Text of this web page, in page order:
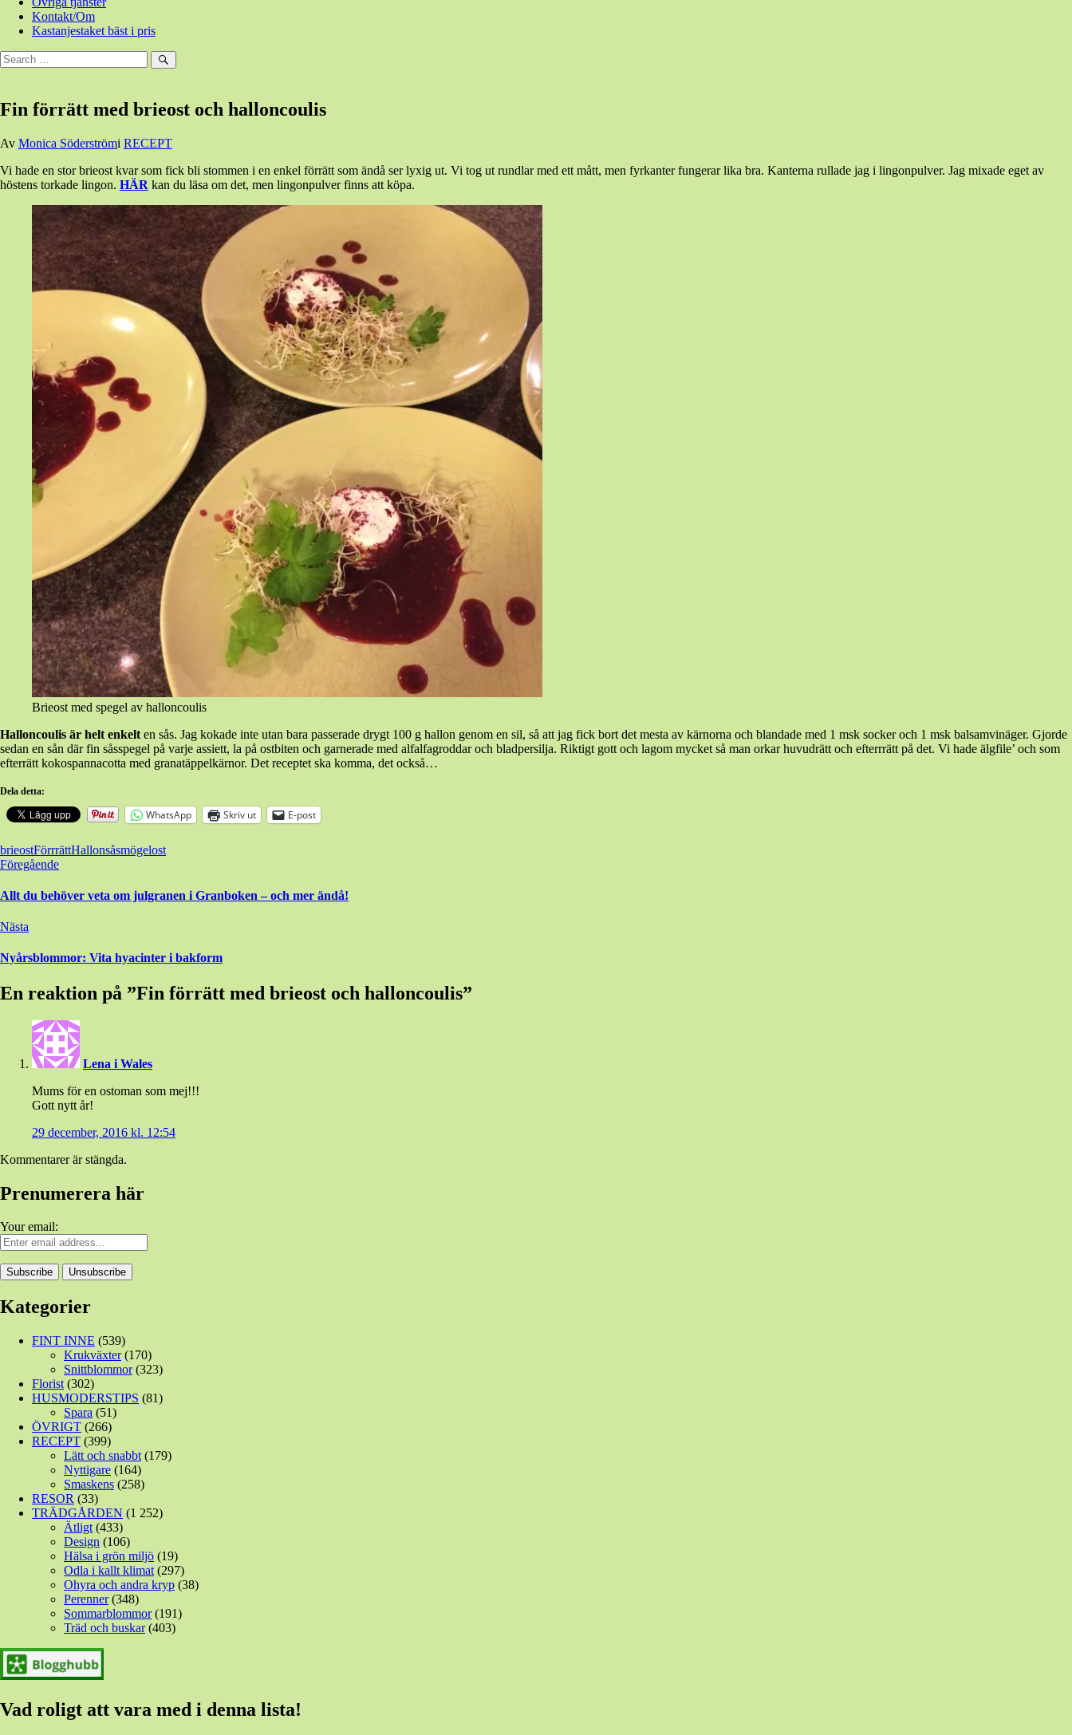
Kontakt/Om
Kastanjestaket bäst i pris
Sök
efter:
Sök
Fin förrätt med brieost och halloncoulis
Den
december,
201628
Av Monica Söderströmi RECEPT
Vi hade en stor brieost kvar som fick bli stommen i en enkel förrätt som ändå ser lyxig ut. Vi tog ut rundlar med ett mått, men fyrkanter fungerar lika bra. Kanterna rullade jag i lingonpulver. Jag mixade eget av
höstens torkade lingon. HÄR kan du läsa om det, men lingonpulver finns att köpa.
Brieost med spegel av halloncoulis
Halloncoulis är helt enkelt en sås. Jag kokade inte utan bara passerade drygt 100 g hallon genom en sil, så att jag fick bort det mesta av kärnorna och blandade med 1 msk socker och 1 msk balsamvinäger. Gjorde
sedan en sån där fin såsspegel på varje assiett, la på ostbiten och garnerade med alfalfagroddar och bladpersilja. Riktigt gott och lagom mycket så man orkar huvudrätt och efterrrätt på det. Vi hade älgfile’ och som
efterrätt kokospannacotta med granatäppelkärnor. Det receptet ska komma, det också…
Dela detta:
WhatsApp Skriv ut E-post
brieostFörrrättHallonsåsmögelost
Inläggsnavigering
Föregående
Allt du behöver veta om julgranen i Granboken – och mer ändå!
Nästa
Nyårsblommor: Vita hyacinter i bakform
En reaktion på ”Fin förrätt med brieost och halloncoulis”
Lena i Wales
Mums för en ostoman som mej!!!
Gott nytt år!
29 december, 2016 kl. 12:54
Kommentarer är stängda.
Prenumerera här
Your email:
Kategorier
FINT INNE (539)
Krukväxter(170)
Snittblommor(323)
Florist (302)
HUSMODERSTIPS (81)
Spara (51)
ÖVRIGT (266)
RECEPT (399)
Lätt och snabbt (179)
Nyttigare (164)
Smaskens (258)
RESOR (33)
TRÄDGÅRDEN (1 252)
Ätligt (433)
Design (106)
Hälsa i grön miljö (19)
Odla i kallt klimat (297)
Ohyra och andra kryp (38)
Perenner(348)
Sommarblommor(191)
Träd och buskar(403)
Vad roligt att vara med i denna lista!